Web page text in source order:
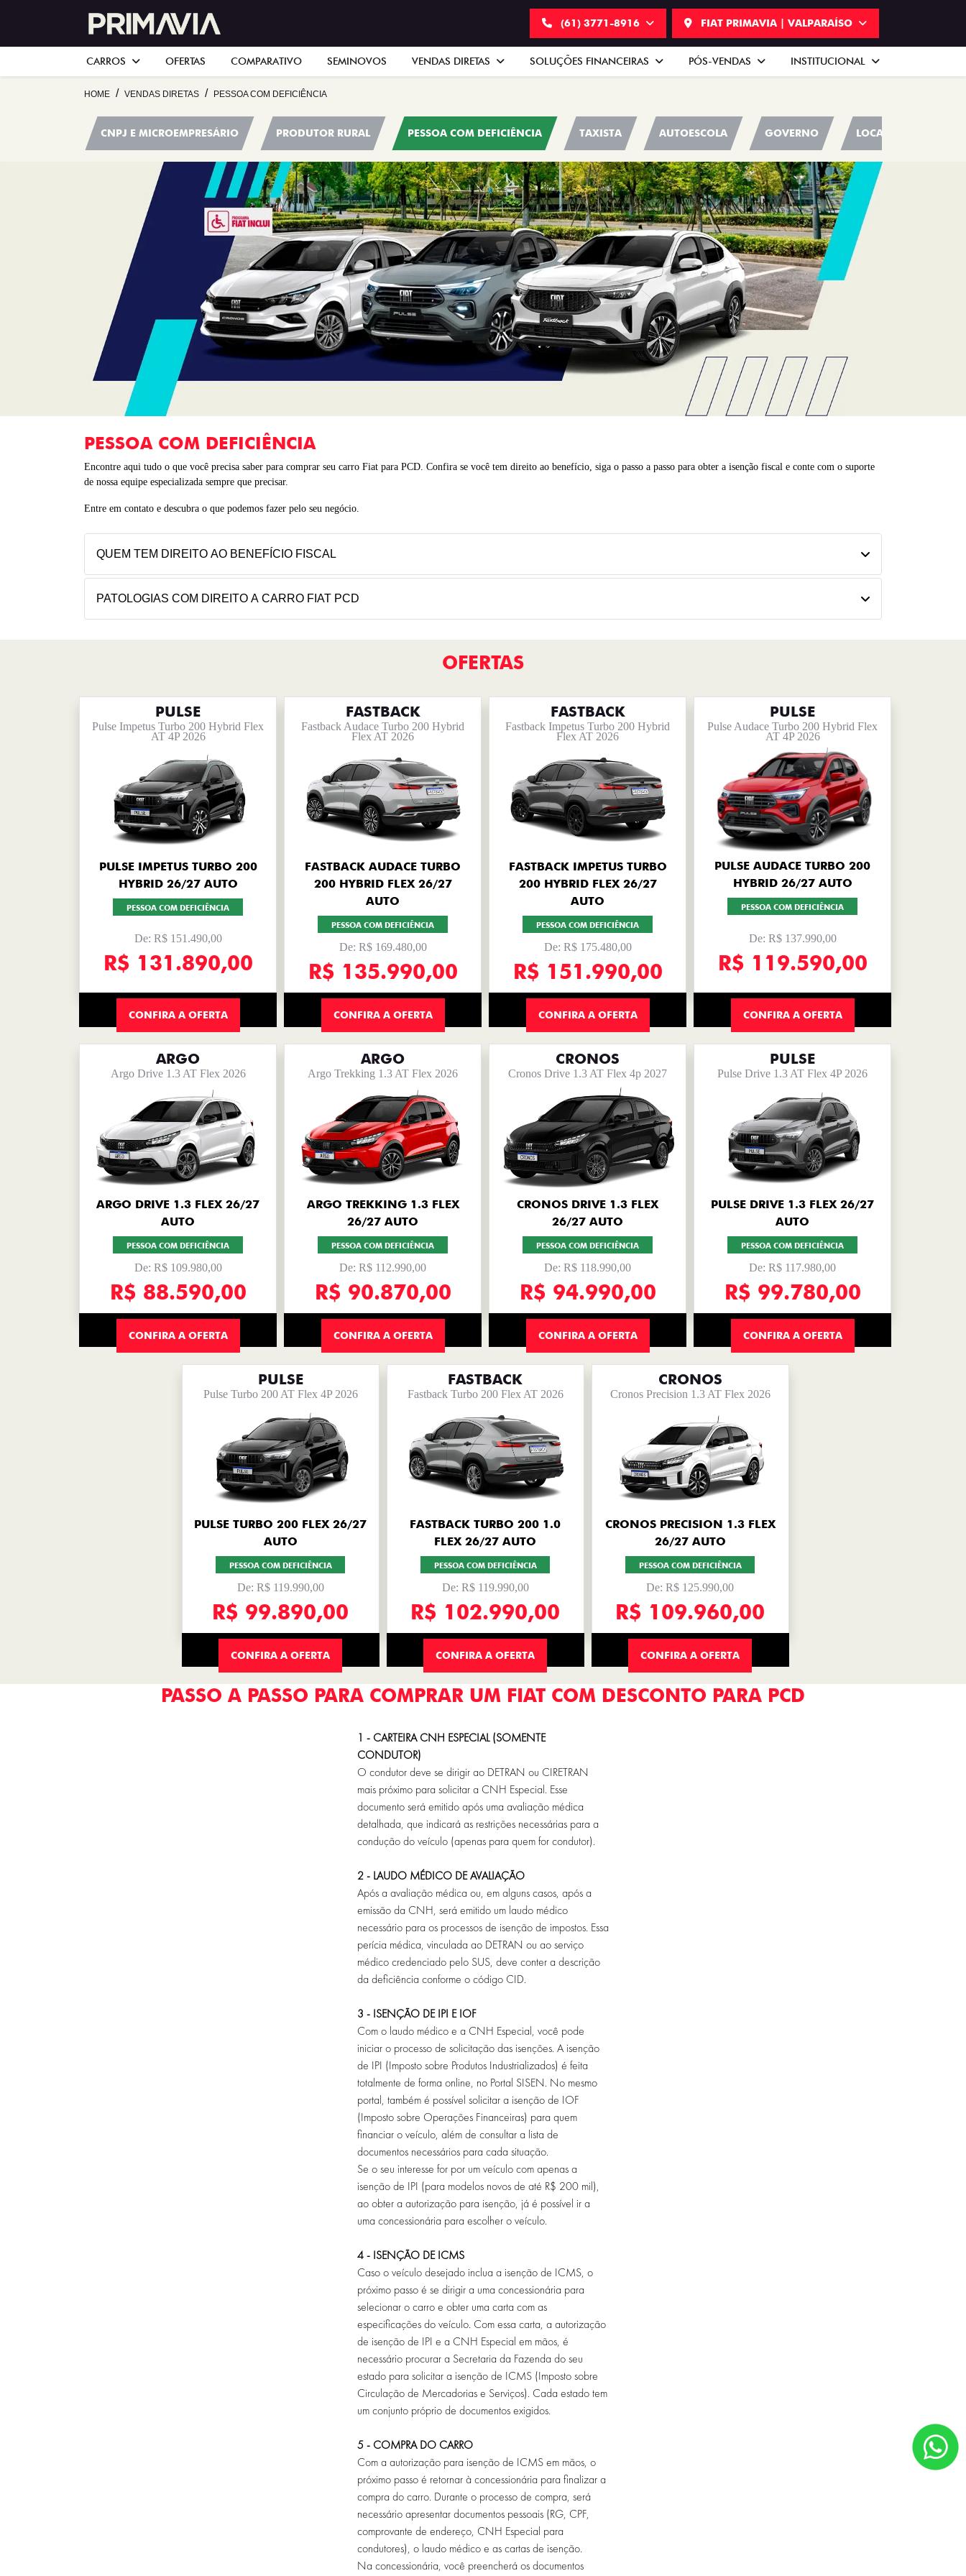
(61) 3771-8916 FIAT PRIMAVIA | VALPARAÍSO
CARROS OFERTAS COMPARATIVO SEMINOVOS VENDAS DIRETAS SOLUÇÕES FINANCEIRAS PÓS-VENDAS INSTITUCIONAL
HOME VENDAS DIRETAS PESSOA COM DEFICIÊNCIA
CNPJ E MICROEMPRESÁRIO PRODUTOR RURAL PESSOA COM DEFICIÊNCIA TAXISTA AUTOESCOLA GOVERNO LOCADORA
PESSOA COM DEFICIÊNCIA
Encontre aqui tudo o que você precisa saber para comprar seu carro Fiat para PCD. Confira se você tem direito ao benefício, siga o passo a passo para obter a isenção fiscal e conte com o suporte
de nossa equipe especializada sempre que precisar.​
Entre em contato e descubra o que podemos fazer pelo seu negócio.
QUEM TEM DIREITO AO BENEFÍCIO FISCAL
PATOLOGIAS COM DIREITO A CARRO FIAT PCD
OFERTAS
PULSE
Pulse Impetus Turbo 200 Hybrid Flex
AT 4P 2026
PULSE IMPETUS TURBO 200
HYBRID 26/27 AUTO
PESSOA COM DEFICIÊNCIA
De: R$ 151.490,00
R$ 131.890,00
CONFIRA A OFERTA
FASTBACK
Fastback Audace Turbo 200 Hybrid
Flex AT 2026
FASTBACK AUDACE TURBO
200 HYBRID FLEX 26/27
AUTO
PESSOA COM DEFICIÊNCIA
De: R$ 169.480,00
R$ 135.990,00
CONFIRA A OFERTA
FASTBACK
Fastback Impetus Turbo 200 Hybrid
Flex AT 2026
FASTBACK IMPETUS TURBO
200 HYBRID FLEX 26/27
AUTO
PESSOA COM DEFICIÊNCIA
De: R$ 175.480,00
R$ 151.990,00
CONFIRA A OFERTA
PULSE
Pulse Audace Turbo 200 Hybrid Flex
AT 4P 2026
PULSE AUDACE TURBO 200
HYBRID 26/27 AUTO
PESSOA COM DEFICIÊNCIA
De: R$ 137.990,00
R$ 119.590,00
CONFIRA A OFERTA
ARGO
Argo Drive 1.3 AT Flex 2026
ARGO DRIVE 1.3 FLEX 26/27
AUTO
PESSOA COM DEFICIÊNCIA
De: R$ 109.980,00
R$ 88.590,00
CONFIRA A OFERTA
ARGO
Argo Trekking 1.3 AT Flex 2026
ARGO TREKKING 1.3 FLEX
26/27 AUTO
PESSOA COM DEFICIÊNCIA
De: R$ 112.990,00
R$ 90.870,00
CONFIRA A OFERTA
CRONOS
Cronos Drive 1.3 AT Flex 4p 2027
CRONOS DRIVE 1.3 FLEX
26/27 AUTO
PESSOA COM DEFICIÊNCIA
De: R$ 118.990,00
R$ 94.990,00
CONFIRA A OFERTA
PULSE
Pulse Drive 1.3 AT Flex 4P 2026
PULSE DRIVE 1.3 FLEX 26/27
AUTO
PESSOA COM DEFICIÊNCIA
De: R$ 117.980,00
R$ 99.780,00
CONFIRA A OFERTA
PULSE
Pulse Turbo 200 AT Flex 4P 2026
PULSE TURBO 200 FLEX 26/27
AUTO
PESSOA COM DEFICIÊNCIA
De: R$ 119.990,00
R$ 99.890,00
CONFIRA A OFERTA
FASTBACK
Fastback Turbo 200 Flex AT 2026
FASTBACK TURBO 200 1.0
FLEX 26/27 AUTO
PESSOA COM DEFICIÊNCIA
De: R$ 119.990,00
R$ 102.990,00
CONFIRA A OFERTA
CRONOS
Cronos Precision 1.3 AT Flex 2026
CRONOS PRECISION 1.3 FLEX
26/27 AUTO
PESSOA COM DEFICIÊNCIA
De: R$ 125.990,00
R$ 109.960,00
CONFIRA A OFERTA
PASSO A PASSO PARA COMPRAR UM FIAT COM DESCONTO PARA PCD
1 - CARTEIRA CNH ESPECIAL (SOMENTE
CONDUTOR)
O condutor deve se dirigir ao DETRAN ou CIRETRAN
mais próximo para solicitar a CNH Especial. Esse
documento será emitido após uma avaliação médica
detalhada, que indicará as restrições necessárias para a
condução do veículo (apenas para quem for condutor).
2 - LAUDO MÉDICO DE AVALIAÇÃO
Após a avaliação médica ou, em alguns casos, após a
emissão da CNH, será emitido um laudo médico
necessário para os processos de isenção de impostos. Essa
perícia médica, vinculada ao DETRAN ou ao serviço
médico credenciado pelo SUS, deve conter a descrição
da deficiência conforme o código CID.
3 - ISENÇÃO DE IPI E IOF
Com o laudo médico e a CNH Especial, você pode
iniciar o processo de solicitação das isenções. A isenção
de IPI (Imposto sobre Produtos Industrializados) é feita
totalmente de forma online, no Portal SISEN. No mesmo
portal, também é possível solicitar a isenção de IOF
(Imposto sobre Operações Financeiras) para quem
financiar o veículo, além de consultar a lista de
documentos necessários para cada situação.
Se o seu interesse for por um veículo com apenas a
isenção de IPI (para modelos novos de até R$ 200 mil),
ao obter a autorização para isenção, já é possível ir a
uma concessionária para escolher o veículo.
4 - ISENÇÃO DE ICMS
Caso o veículo desejado inclua a isenção de ICMS, o
próximo passo é se dirigir a uma concessionária para
selecionar o carro e obter uma carta com as
especificações do veículo. Com essa carta, a autorização
de isenção de IPI e a CNH Especial em mãos, é
necessário procurar a Secretaria da Fazenda do seu
estado para solicitar a isenção de ICMS (Imposto sobre
Circulação de Mercadorias e Serviços). Cada estado tem
um conjunto próprio de documentos exigidos.
5 - COMPRA DO CARRO
Com a autorização para isenção de ICMS em mãos, o
próximo passo é retornar à concessionária para finalizar a
compra do carro. Durante o processo de compra, será
necessário apresentar documentos pessoais (RG, CPF,
comprovante de endereço, CNH Especial para
condutores), o laudo médico e as cartas de isenção.
Na concessionária, você preencherá os documentos